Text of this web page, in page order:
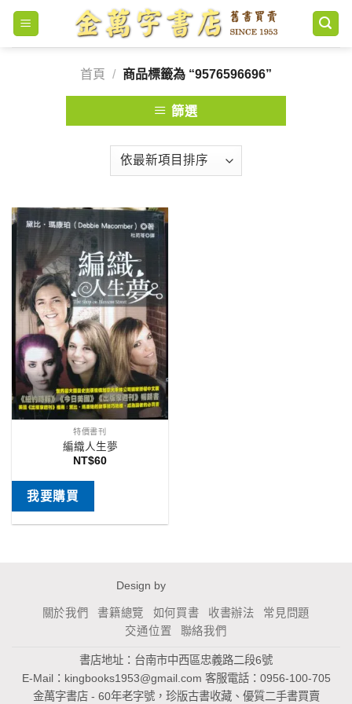
Skip
content
首頁
/ 商品標籤為 “9576596696”
篩選
特價書刊
編織人生夢
NT$60
我要購買
Design by
關於我們 書籍總覽 如何買書 收書辦法
常見問題
交通位置
聯絡我們
書店地址：台南市中西區忠義路二段6號
E-Mail： kingbooks1953@gmail.com 客服電話：0956-100-705
金萬字書店 - 60年老字號，珍版古書收藏、優質二手書買賣